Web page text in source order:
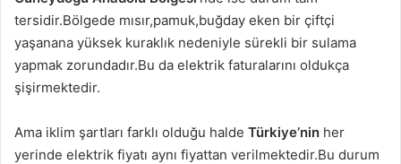
tersidir.Bölgede mısır,pamuk,buğday eken bir çiftçi
yaşanana yüksek kuraklık nedeniyle sürekli bir sulama
yapmak zorundadır.Bu da elektrik faturalarını oldukça
şişirmektedir.
Ama iklim şartları farklı olduğu halde Türkiye’nin her
yerinde elektrik fiyatı aynı fiyattan verilmektedir.Bu durum